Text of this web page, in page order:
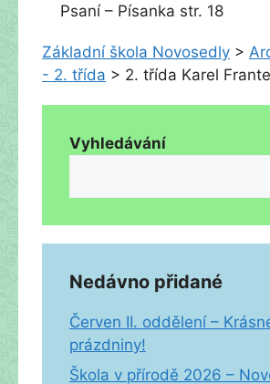
Psaní – Písanka str. 18
Základní škola Novosedly >
- 2. třída > 2. třída Karel
Vyhledávání
Nedávno přidané
Červen II. oddělení –
prázdniny!
Škola v přírodě 2026 –